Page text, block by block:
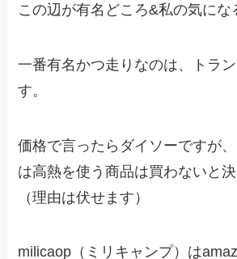
この辺が有名どころ&私の気にな
一番有名かつ走りなのは、トラ
す。
価格で言ったらダイソーですが
は高熱を使う商品は買わないと決
（理由は伏せます）
milicaop（ミリキャンプ）は